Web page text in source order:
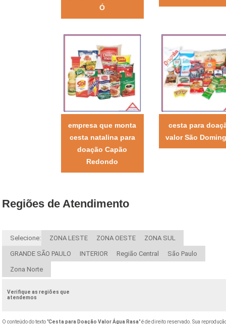
Ó
empresa que monta
cesta natalina para
doação Capão
Redondo
cesta para
valor São
Regiões de Atendimento
Selecione: ZONA LESTE ZONA OESTE ZONA SUL
GRANDE SÃO PAULO INTERIOR Região Central São Paulo
Zona Norte
Verifique as regiões que
atendemos
O conteúdo do texto "Cesta para Doação Valor Água Rasa" é de direito reservado. Sua